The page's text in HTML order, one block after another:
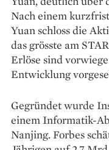
Nach einem
Yuan schloss die
das grösste am
Erlöse sind
Entwicklung
Gegründet wurde
einem Informatik-
Nanjing. Forbes